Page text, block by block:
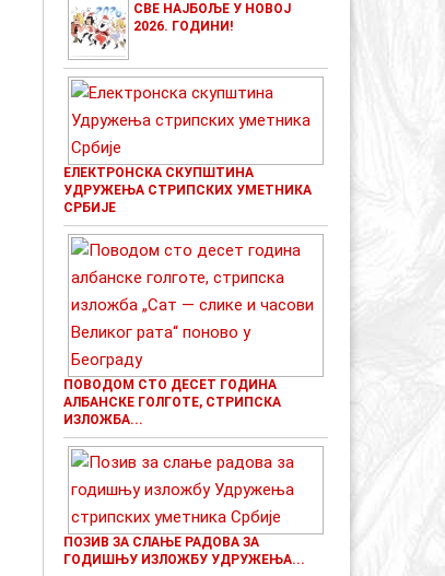
СВЕ НАЈБОЉЕ У НОВОЈ
2026. ГОДИНИ!
ЕЛЕКТРОНСКА СКУПШТИНА
УДРУЖЕЊА СТРИПСКИХ УМЕТНИКА
СРБИЈЕ
ПОВОДОМ СТО ДЕСЕТ ГОДИНА
АЛБАНСКЕ ГОЛГОТЕ, СТРИПСКА
ИЗЛОЖБА...
ПОЗИВ ЗА СЛАЊЕ РАДОВА ЗА
ГОДИШЊУ ИЗЛОЖБУ УДРУЖЕЊА...